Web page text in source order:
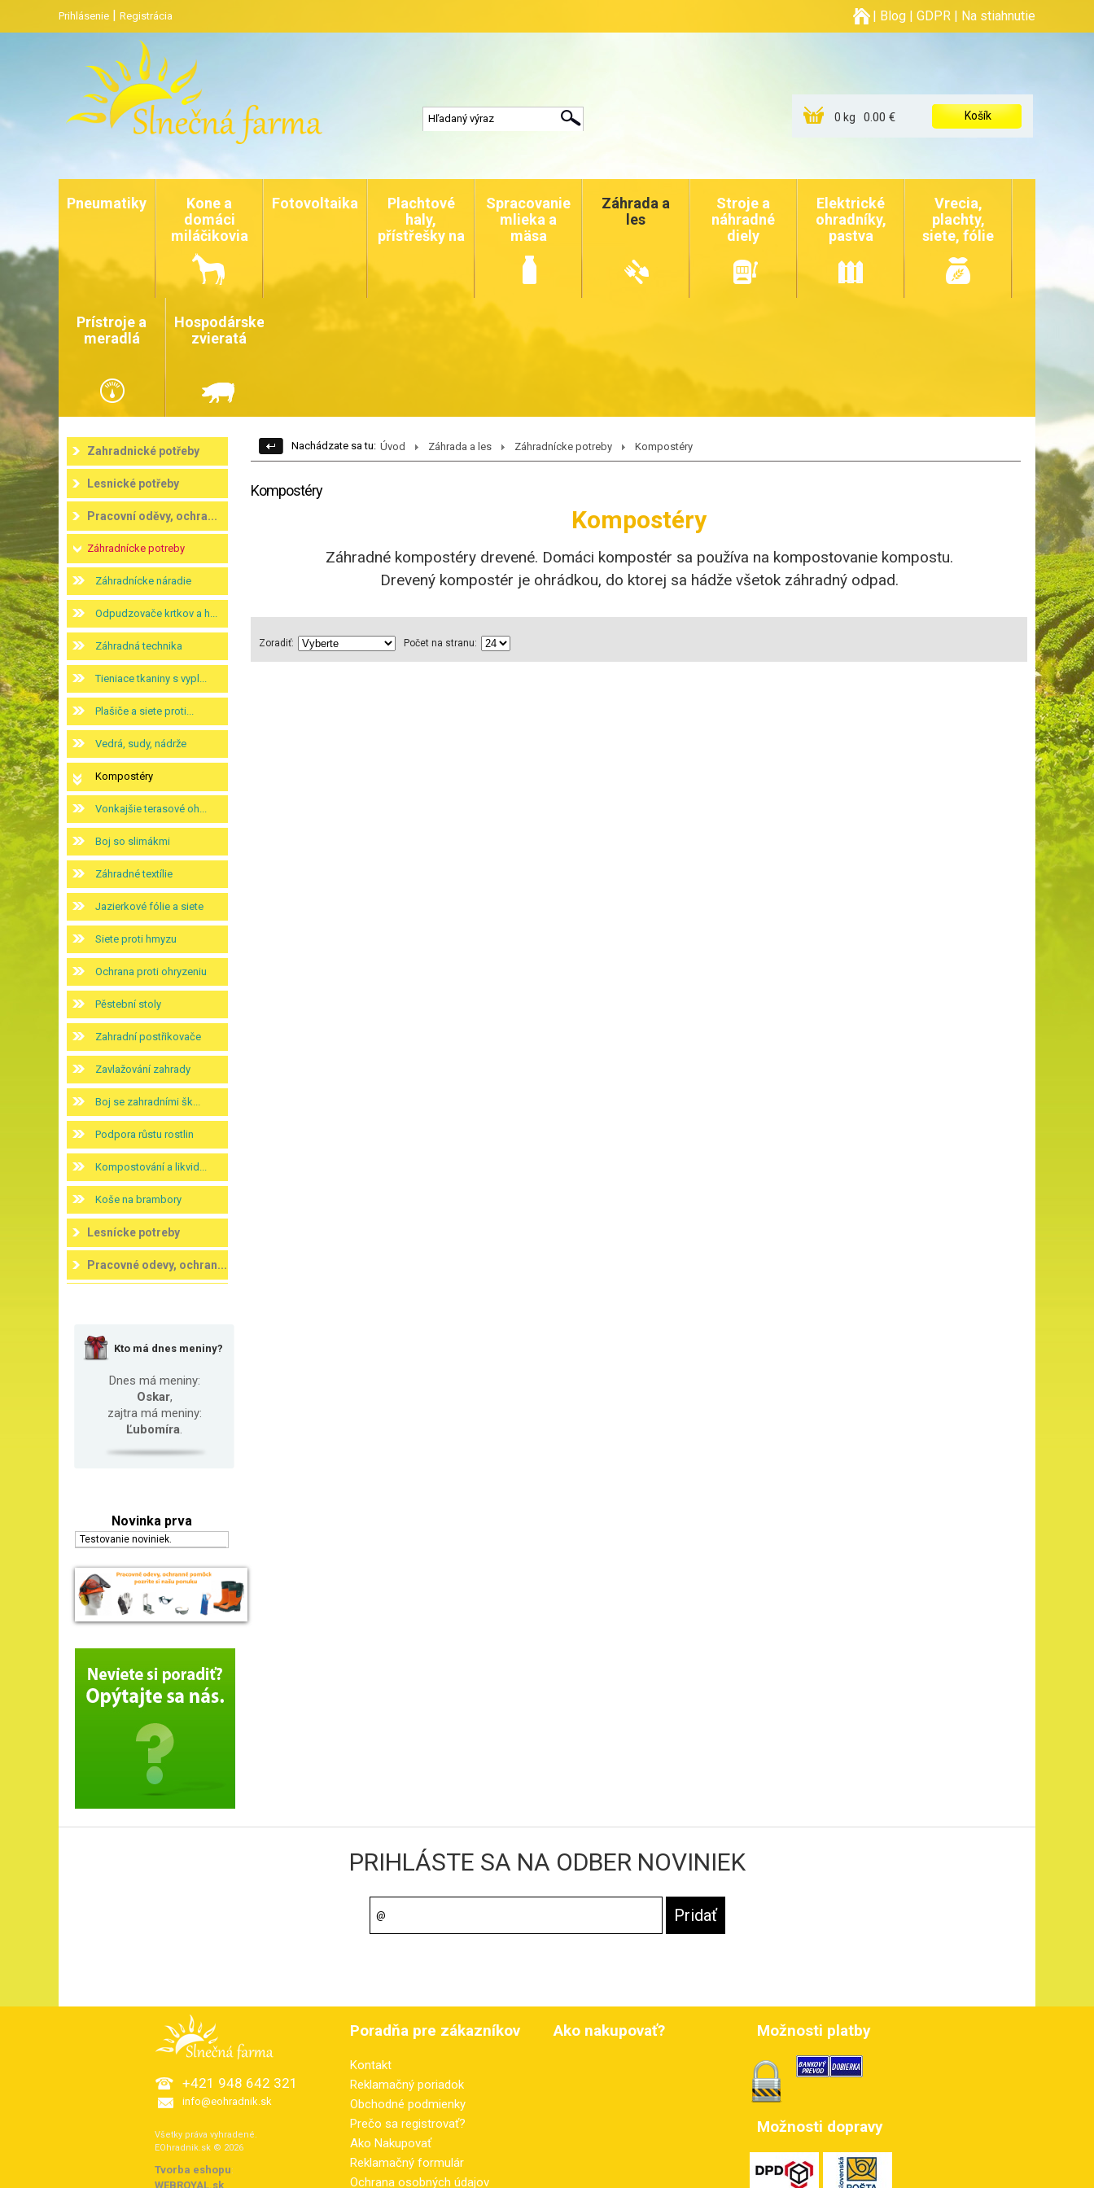
Prihlásenie | Registrácia | Blog | GDPR | Na stiahnutie
0 kg 0.00 € Košík
Pneumatiky
Kone a
domáci
miláčikovia
Fotovoltaika
Plachtové
haly,
přístřešky na
Spracovanie
mlieka a
mäsa
Záhrada a
les
Stroje a
náhradné
diely
Elektrické
ohradníky,
pastva
Vrecia,
plachty,
siete, fólie
Prístroje a
meradlá
Hospodárske
zvieratá
Zahradnické potřeby
Lesnické potřeby
Pracovní oděvy, ochra...
Záhradnícke potreby
Záhradnícke náradie
Odpudzovače krtkov a h...
Záhradná technika
Tieniace tkaniny s vypl...
Plašiče a siete proti...
Vedrá, sudy, nádrže
Kompostéry
Vonkajšie terasové oh...
Boj so slimákmi
Záhradné textílie
Jazierkové fólie a siete
Siete proti hmyzu
Ochrana proti ohryzeniu
Pěstební stoly
Zahradní postřikovače
Zavlažování zahrady
Boj se zahradními šk...
Podpora růstu rostlin
Kompostování a likvid...
Koše na brambory
Lesnícke potreby
Pracovné odevy, ochran...
Kto má dnes meniny?
Dnes má meniny:
Oskar,
zajtra má meniny:
Ľubomíra.
Novinka prva
Testovanie noviniek.
Nachádzate sa tu: Úvod Záhrada a les Záhradnícke potreby Kompostéry
Kompostéry
Kompostéry
Záhradné kompostéry drevené. Domáci kompostér sa používa na kompostovanie kompostu.
Drevený kompostér je ohrádkou, do ktorej sa hádže všetok záhradný odpad.
Zoradiť: Počet na stranu:
PRIHLÁSTE SA NA ODBER NOVINIEK
+421 948 642 321
info@eohradnik.sk
Všetky práva vyhradené.
EOhradnik.sk © 2026
Tvorba eshopu:
WEBROYAL.sk
Poradňa pre zákazníkov
Kontakt
Reklamačný poriadok
Obchodné podmienky
Prečo sa registrovať?
Ako Nakupovať
Reklamačný formulár
Ochrana osobných údajov
Ako nakupovať? Možnosti platby
Možnosti dopravy